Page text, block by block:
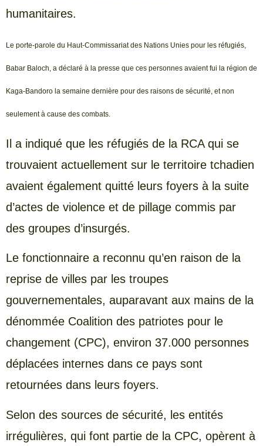
humanitaires.
Le porte-parole du Haut-Commissariat des Nations Unies pour les réfugiés,
Babar Baloch, a déclaré à la presse que ces personnes avaient fui la région de
Kaga-Bandoro la semaine dernière pour des raisons de sécurité, et non
seulement à cause des combats.
Il a indiqué que les réfugiés de la RCA qui se
trouvaient actuellement sur le territoire tchadien
avaient également quitté leurs foyers à la suite
d’actes de violence et de pillage commis par
des groupes d’insurgés.
Le fonctionnaire a reconnu qu’en raison de la
reprise de villes par les troupes
gouvernementales, auparavant aux mains de la
dénommée Coalition des patriotes pour le
changement (CPC), environ 37.000 personnes
déplacées internes dans ce pays sont
retournées dans leurs foyers.
Selon des sources de sécurité, les entités
irrégulières, qui font partie de la CPC, opèrent à